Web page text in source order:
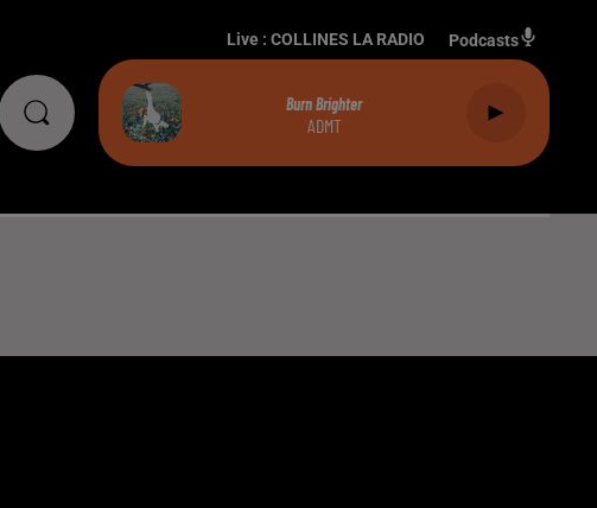
Live : COLLINES LA RADIO Podcasts
Burn Brighter
ADMT